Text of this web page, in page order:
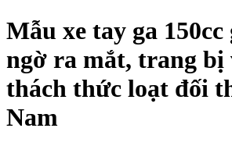
Mẫu xe tay ga
ngờ ra mắt, trang bị
thách thức loạt đối
Nam